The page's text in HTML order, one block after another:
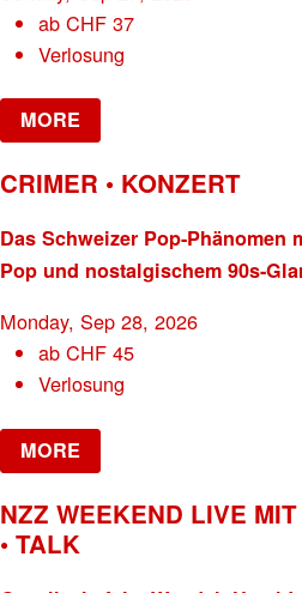
abCHF 37
Verlosung
MORE
CRIMER • KONZERT
Das Schweizer Pop-Phänomen
Pop und nostalgischem 90s-
Monday, Sep 28, 2026
abCHF 45
Verlosung
MORE
NZZ WEEKEND LIVE
• TALK